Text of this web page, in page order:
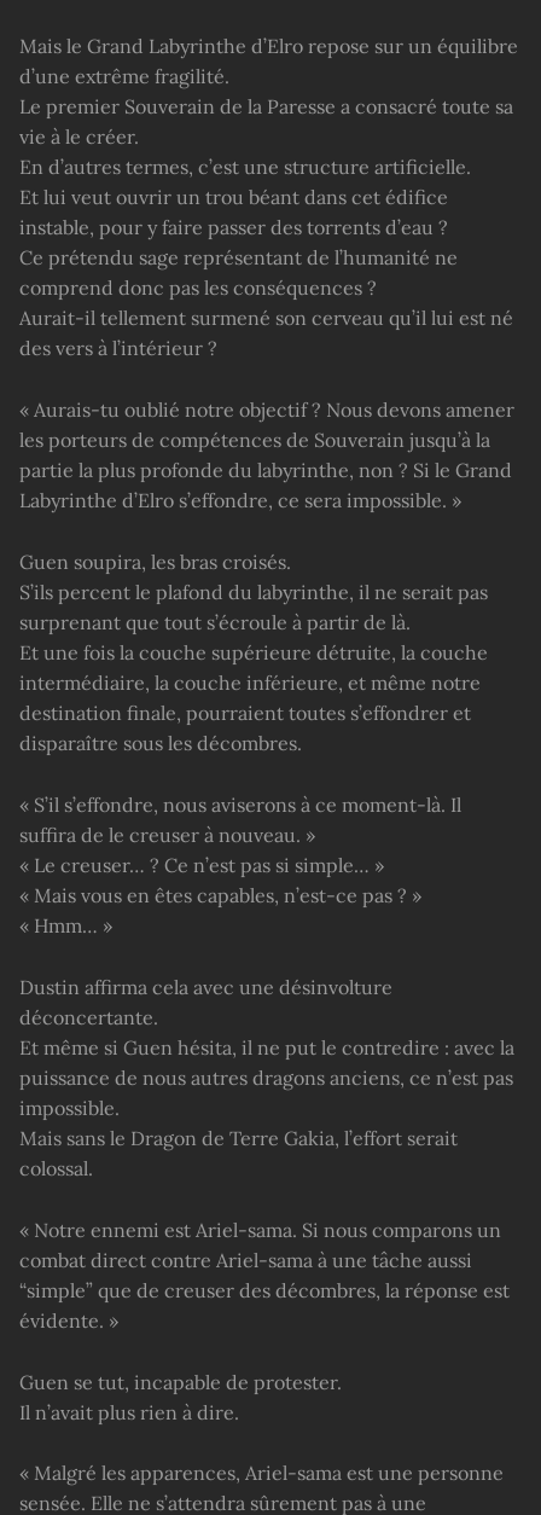
Mais le Grand Labyrinthe d’Elro repose sur un équilibre
d’une extrême fragilité.
Le premier Souverain de la Paresse a consacré toute sa
vie à le créer.
En d’autres termes, c’est une structure artificielle.
Et lui veut ouvrir un trou béant dans cet édifice
instable, pour y faire passer des torrents d’eau ?
Ce prétendu sage représentant de l’humanité ne
comprend donc pas les conséquences ?
Aurait-il tellement surmené son cerveau qu’il lui est né
des vers à l’intérieur ?
« Aurais-tu oublié notre objectif ? Nous devons amener
les porteurs de compétences de Souverain jusqu’à la
partie la plus profonde du labyrinthe, non ? Si le Grand
Labyrinthe d’Elro s’effondre, ce sera impossible. »
Guen soupira, les bras croisés.
S’ils percent le plafond du labyrinthe, il ne serait pas
surprenant que tout s’écroule à partir de là.
Et une fois la couche supérieure détruite, la couche
intermédiaire, la couche inférieure, et même notre
destination finale, pourraient toutes s’effondrer et
disparaître sous les décombres.
« S’il s’effondre, nous aviserons à ce moment-là. Il
suffira de le creuser à nouveau. »
« Le creuser… ? Ce n’est pas si simple… »
« Mais vous en êtes capables, n’est-ce pas ? »
« Hmm… »
Dustin affirma cela avec une désinvolture
déconcertante.
Et même si Guen hésita, il ne put le contredire : avec la
puissance de nous autres dragons anciens, ce n’est pas
impossible.
Mais sans le Dragon de Terre Gakia, l’effort serait
colossal.
« Notre ennemi est Ariel-sama. Si nous comparons un
combat direct contre Ariel-sama à une tâche aussi
“simple” que de creuser des décombres, la réponse est
évidente. »
Guen se tut, incapable de protester.
Il n’avait plus rien à dire.
« Malgré les apparences, Ariel-sama est une personne
sensée. Elle ne s’attendra sûrement pas à une